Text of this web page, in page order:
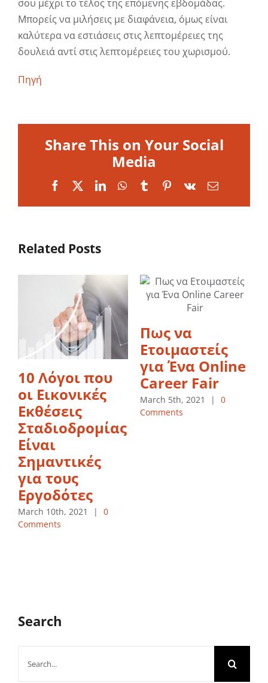
σου μέχρι το τέλος της επόμενης εβδομάδας.
Μπορείς να μιλήσεις με διαφάνεια, όμως είναι
καλύτερα να εστιάσεις στις λεπτομέρειες της
δουλειά αντί στις λεπτομέρειες του χωρισμού.
Πηγή
Share This on Your Social
Media
Facebook LinkedInWhatsApp
TumblrPinterest
Vk Email
Related Posts
10 Λόγοι που
οι Εικονικές
Εκθέσεις
Σταδιοδρομίας
Είναι
Σημαντικές
για τους
Εργοδότες
March 10th, 2021 |
0
Comments
Πως να
Ετοιμαστείς
για Ένα Online
Career Fair
March 5th, 2021 |
0
Comments
Search
for: